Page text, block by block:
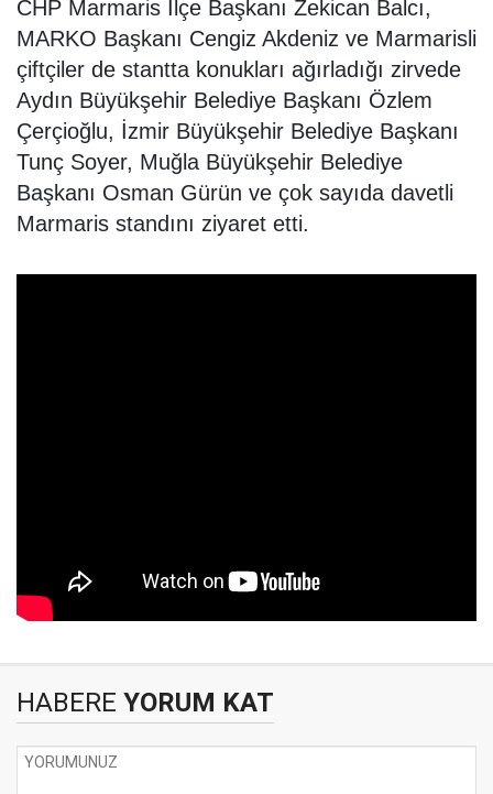
CHP Marmaris İlçe Başkanı Zekican Balcı,
MARKO Başkanı Cengiz Akdeniz ve Marmarisli
çiftçiler de stantta konukları ağırladığı zirvede
Aydın Büyükşehir Belediye Başkanı Özlem
Çerçioğlu, İzmir Büyükşehir Belediye Başkanı
Tunç Soyer, Muğla Büyükşehir Belediye
Başkanı Osman Gürün ve çok sayıda davetli
Marmaris standını ziyaret etti.
HABERE YORUM KAT